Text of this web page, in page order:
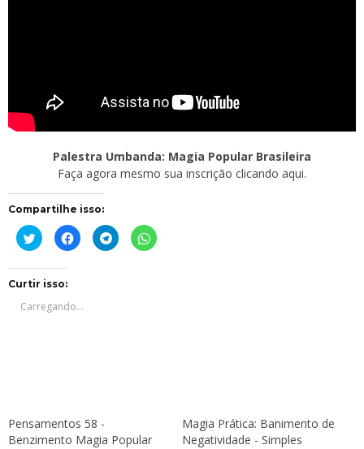
Palestra Umbanda: Magia Popular Brasileira
Faça agora mesmo sua inscrição clicando aqui.
Compartilhe isso:
Clique
para
compartilhar
em
janela)
Clique
para
compartilhar
janela)
Clique
para
compartilhar
Clique
para
Curtir isso:
Carregando...
Pensamentos 58 -
Benzimento Magia Popular
Magia Prática: Banimento de
Negatividade - Simples